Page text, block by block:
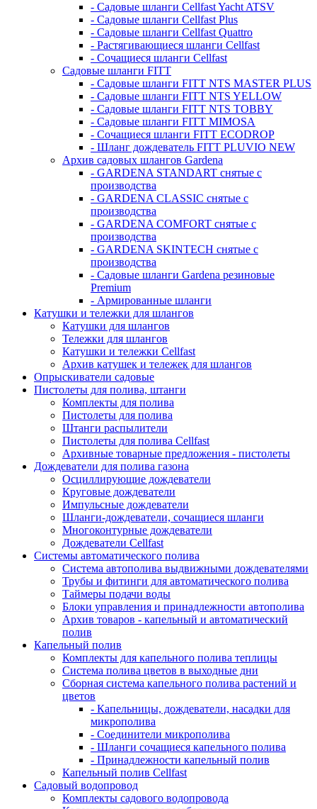
- Садовые шланги Cellfast Yacht ATSV
- Садовые шланги Cellfast Plus
- Садовые шланги Cellfast Quattro
- Растягивающиеся шланги Cellfast
- Сочащиеся шланги Cellfast
Садовые шланги FITT
- Садовые шланги FITT NTS MASTER PLUS
- Садовые шланги FITT NTS YELLOW
- Садовые шланги FITT NTS TOBBY
- Садовые шланги FITT MIMOSA
- Сочащиеся шланги FITT ECODROP
- Шланг дождеватель FITT PLUVIO NEW
Архив садовых шлангов Gardena
- GARDENA STANDART снятые с
производства
- GARDENA CLASSIC снятые с
производства
- GARDENA COMFORT снятые с
производства
- GARDENA SKINTECH снятые с
производства
- Садовые шланги Gardena резиновые
Premium
- Армированные шланги
Катушки и тележки для шлангов
Катушки для шлангов
Тележки для шлангов
Катушки и тележки Cellfast
Архив катушек и тележек для шлангов
Опрыскиватели садовые
Пистолеты для полива, штанги
Комплекты для полива
Пистолеты для полива
Штанги распылители
Пистолеты для полива Cellfast
Архивные товарные предложения - пистолеты
Дождеватели для полива газона
Осциллирующие дождеватели
Круговые дождеватели
Импульсные дождеватели
Шланги-дождеватели, сочащиеся шланги
Многоконтурные дождеватели
Дождеватели Cellfast
Системы автоматического полива
Система автополива выдвижными дождевателями
Трубы и фитинги для автоматического полива
Таймеры подачи воды
Блоки управления и принадлежности автополива
Архив товаров - капельный и автоматический
полив
Капельный полив
Комплекты для капельного полива теплицы
Система полива цветов в выходные дни
Сборная система капельного полива растений и
цветов
- Капельницы, дождеватели, насадки для
микрополива
- Соединители микрополива
- Шланги сочащиеся капельного полива
- Принадлежности капельный полив
Капельный полив Cellfast
Садовый водопровод
Комплекты садового водопровода